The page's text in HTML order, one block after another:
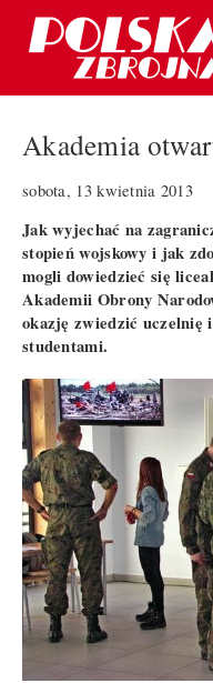
Akademia
sobota, 13 kwietnia 2013
Jak wyjechać na
stopień wojskowy i jak
mogli dowiedzieć się
Akademii Obrony
okazję zwiedzić uczelnię
studentami.